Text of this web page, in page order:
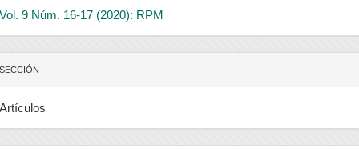
Vol. 9 Núm. 16-17 (2020): RPM
SECCIÓN
Artículos